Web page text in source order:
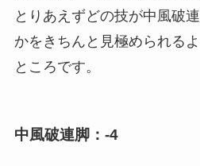
とりあえずどの技が中風破
かをきちんと見極められる
ところです。
中風破連脚：-4